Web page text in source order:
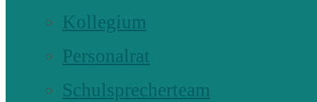
Kollegium
Personalrat
Schulsprecherteam